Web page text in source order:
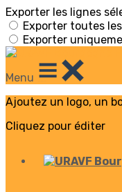
Exporter les lignes
Exporter toutes
Exporter
Menu
Ajoutez un logo, un
Cliquez pour éditer